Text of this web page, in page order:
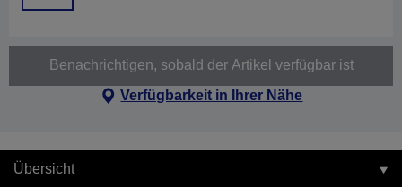
Benachrichtigen, sobald der Artikel verfügbar ist
Verfügbarkeit in Ihrer Nähe
Übersicht